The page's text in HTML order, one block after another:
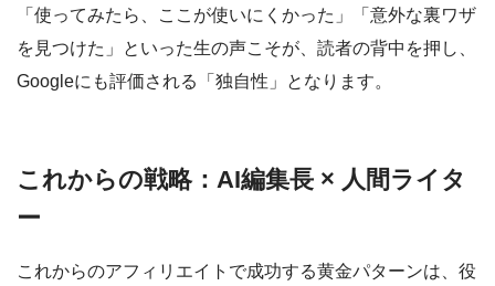
「使ってみたら、ここが使いにくかった」「意外な裏ワザ
を見つけた」といった生の声こそが、読者の背中を押し、
Googleにも評価される「独自性」となります。
これからの戦略：AI編集長 × 人間ライタ
ー
これからのアフィリエイトで成功する黄金パターンは、役